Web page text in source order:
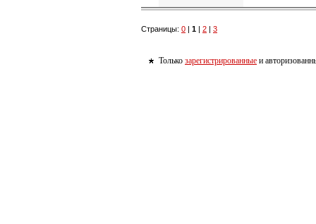
Страницы: 0 | 1 | 2 | 3
Только зарегистрированные и